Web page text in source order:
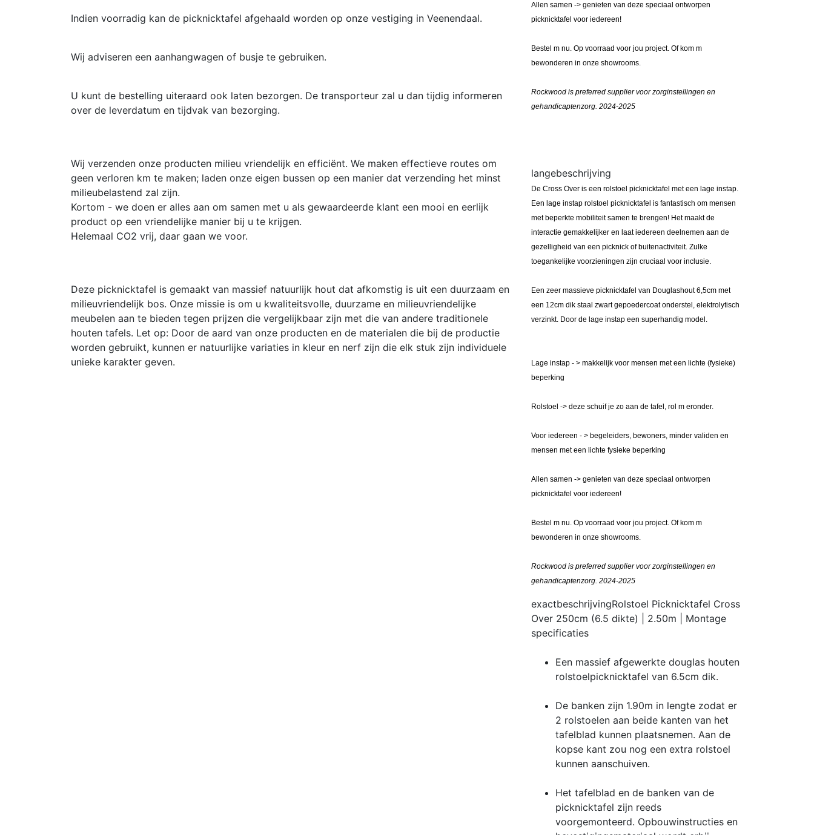
Indien voorradig kan de picknicktafel afgehaald worden op onze vestiging in Veenendaal.
Wij adviseren een aanhangwagen of busje te gebruiken.
U kunt de bestelling uiteraard ook laten bezorgen. De transporteur zal u dan tijdig informeren
over de leverdatum en tijdvak van bezorging.
Wij verzenden onze producten milieu vriendelijk en efficiënt. We maken effectieve routes om
geen verloren km te maken; laden onze eigen bussen op een manier dat verzending het minst
milieubelastend zal zijn.
Kortom - we doen er alles aan om samen met u als gewaardeerde klant een mooi en eerlijk
product op een vriendelijke manier bij u te krijgen.
Helemaal CO2 vrij, daar gaan we voor.
Deze picknicktafel is gemaakt van massief natuurlijk hout dat afkomstig is uit een duurzaam en
milieuvriendelijk bos. Onze missie is om u kwaliteitsvolle, duurzame en milieuvriendelijke
meubelen aan te bieden tegen prijzen die vergelijkbaar zijn met die van andere traditionele
houten tafels. Let op: Door de aard van onze producten en de materialen die bij de productie
worden gebruikt, kunnen er natuurlijke variaties in kleur en nerf zijn die elk stuk zijn individuele
unieke karakter geven.
Allen samen -> genieten van deze speciaal ontworpen
picknicktafel voor iedereen!
Bestel m nu. Op voorraad voor jou project. Of kom m
bewonderen in onze showrooms.
Rockwood is preferred supplier voor zorginstellingen en
gehandicaptenzorg. 2024-2025
langebeschrijving
De Cross Over is een rolstoel picknicktafel met een lage instap.
Een lage instap rolstoel picknicktafel is fantastisch om mensen
met beperkte mobiliteit samen te brengen! Het maakt de
interactie gemakkelijker en laat iedereen deelnemen aan de
gezelligheid van een picknick of buitenactiviteit. Zulke
toegankelijke voorzieningen zijn cruciaal voor inclusie.
Een zeer massieve picknicktafel van Douglashout 6,5cm met
een 12cm dik staal zwart gepoedercoat onderstel, elektrolytisch
verzinkt. Door de lage instap een superhandig model.
Lage instap - > makkelijk voor mensen met een lichte (fysieke)
beperking
Rolstoel -> deze schuif je zo aan de tafel, rol m eronder.
Voor iedereen - > begeleiders, bewoners, minder validen en
mensen met een lichte fysieke beperking
Allen samen -> genieten van deze speciaal ontworpen
picknicktafel voor iedereen!
Bestel m nu. Op voorraad voor jou project. Of kom m
bewonderen in onze showrooms.
Rockwood is preferred supplier voor zorginstellingen en
gehandicaptenzorg. 2024-2025
exactbeschrijvingRolstoel Picknicktafel Cross
Over 250cm (6.5 dikte) | 2.50m | Montage
specificaties
Een massief afgewerkte douglas houten
rolstoelpicknicktafel van 6.5cm dik.
De banken zijn 1.90m in lengte zodat er
2 rolstoelen aan beide kanten van het
tafelblad kunnen plaatsnemen. Aan de
kopse kant zou nog een extra rolstoel
kunnen aanschuiven.
Het tafelblad en de banken van de
picknicktafel zijn reeds
voorgemonteerd. Opbouwinstructies en